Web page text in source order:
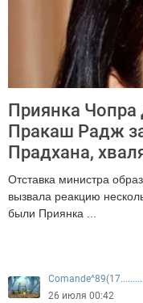
Приянка
Пракаш Радж
Прадхана,
Отставка министра
вызвала реакцию
были Приянка ...
26 июля 00:42